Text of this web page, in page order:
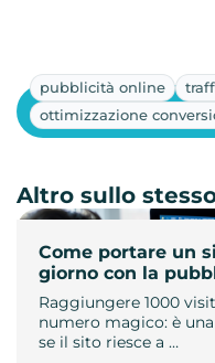
pubblicità online
ottimizzazione
Come portare un
giorno con la
Raggiungere 1000
numero magico: è
se il sito riesce a …
Altro sullo